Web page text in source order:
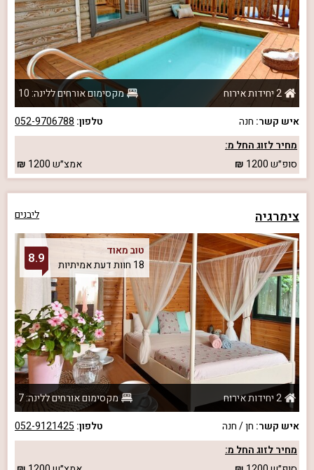
2 יחידות אירוח
מקסימום אורחים ללינה: 10
איש קשר: חנה טלפון: 052-9706788
מחיר לזוג החל מ:
סופ״ש1200 אמצ״ש1200
צימרגיה ליבנים
טוב מאוד
18 חוות דעת אמיתיות
8.9
2 יחידות אירוח
מקסימום אורחים ללינה: 7
איש קשר: חן / חנה טלפון: 052-9121425
מחיר לזוג החל מ: